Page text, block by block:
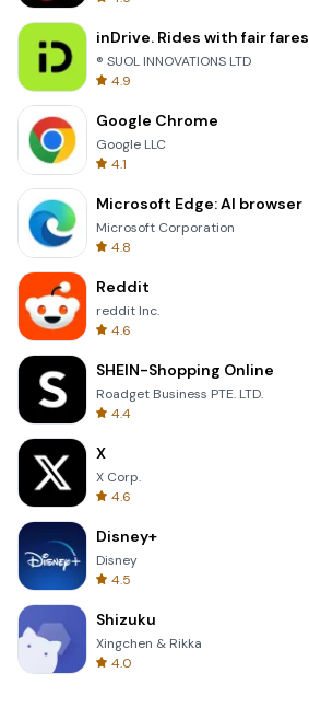
inDrive. Rides with fair fares
® SUOL INNOVATIONS LTD
4.9
Google Chrome
Google LLC
4.1
Microsoft Edge: AI browser
Microsoft Corporation
4.8
Reddit
reddit Inc.
4.6
SHEIN-Shopping Online
Roadget Business PTE. LTD.
4.4
X
X Corp.
4.6
Disney+
Disney
4.5
Shizuku
Xingchen & Rikka
4.0